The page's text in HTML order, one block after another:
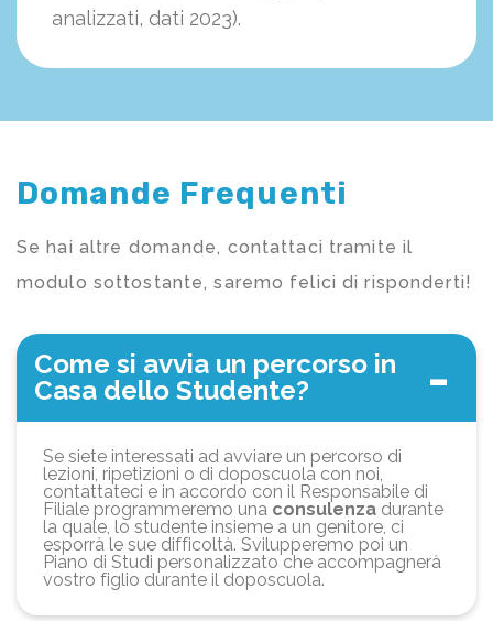
analizzati, dati 2023).
Domande Frequenti
Se hai altre domande, contattaci tramite il
modulo sottostante, saremo felici di risponderti!
Come si avvia un percorso in
Casa dello Studente?
Se siete interessati ad avviare un percorso di
lezioni, ripetizioni o di doposcuola con noi,
contattateci e in accordo con il Responsabile di
Filiale programmeremo una consulenza durante
la quale, lo studente insieme a un genitore, ci
esporrà le sue difficoltà. Svilupperemo poi un
Piano di Studi personalizzato che accompagnerà
vostro figlio durante il doposcuola.